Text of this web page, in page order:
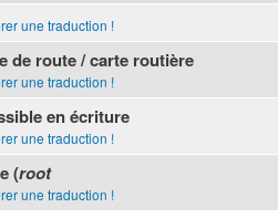
une traduction !
de route / carte routière
une traduction !
en écriture
une traduction !
(root
une traduction !